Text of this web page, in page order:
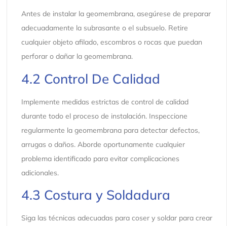
Antes de instalar la geomembrana, asegúrese de preparar
adecuadamente la subrasante o el subsuelo. Retire
cualquier objeto afilado, escombros o rocas que puedan
perforar o dañar la geomembrana.
4.2 Control De Calidad
Implemente medidas estrictas de control de calidad
durante todo el proceso de instalación. Inspeccione
regularmente la geomembrana para detectar defectos,
arrugas o daños. Aborde oportunamente cualquier
problema identificado para evitar complicaciones
adicionales.
4.3 Costura y Soldadura
Siga las técnicas adecuadas para coser y soldar para crear